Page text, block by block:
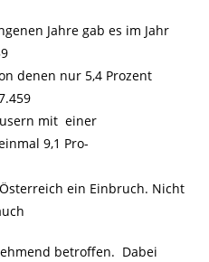
Jahre gab es im Jahr
denen nur 5,4 Prozent
mit einer
9,1 Pro-
ein Einbruch. Nicht
betroffen. Dabei